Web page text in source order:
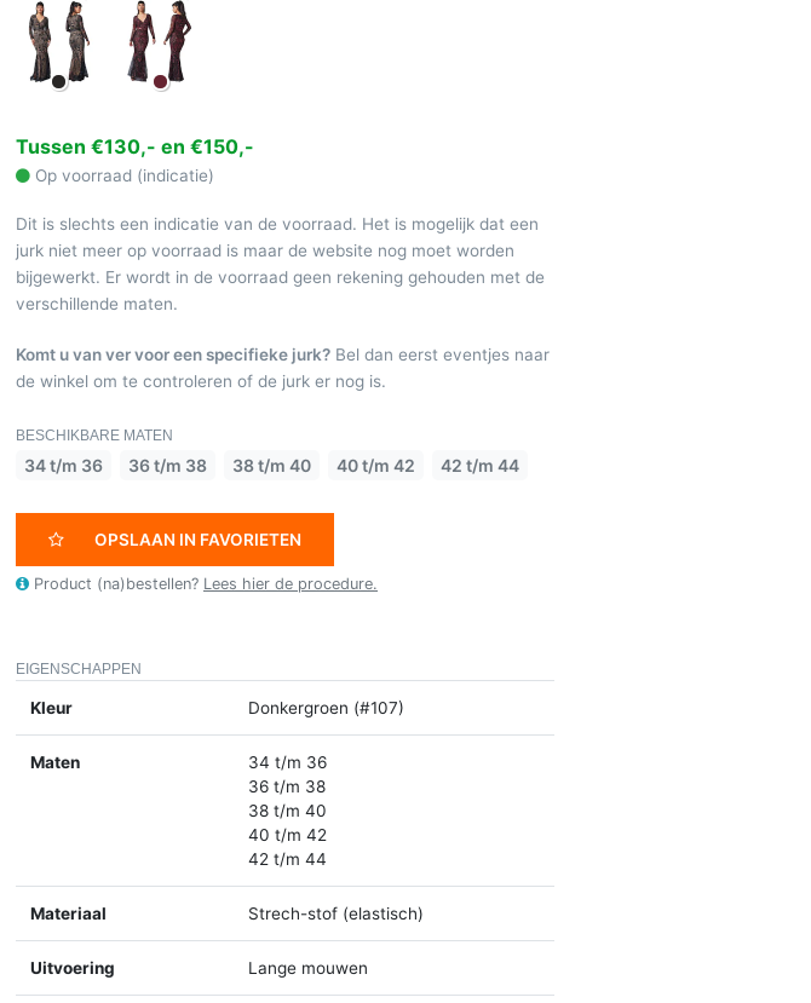
Tussen €130,- en €150,-
Op voorraad (indicatie)
Dit is slechts een indicatie van de voorraad. Het is mogelijk dat een
jurk niet meer op voorraad is maar de website nog moet worden
bijgewerkt. Er wordt in de voorraad geen rekening gehouden met de
verschillende maten.
Komt u van ver voor een specifieke jurk? Bel dan eerst eventjes naar
de winkel om te controleren of de jurk er nog is.
BESCHIKBARE MATEN
34 t/m 36 36 t/m 38 38 t/m 40 40 t/m 42 42 t/m 44
OPSLAAN IN FAVORIETEN
Product (na)bestellen? Lees hier de procedure.
EIGENSCHAPPEN
Kleur Donkergroen (#107)
Maten
34 t/m 36
36 t/m 38
38 t/m 40
40 t/m 42
42 t/m 44
Materiaal Strech-stof (elastisch)
Uitvoering Lange mouwen